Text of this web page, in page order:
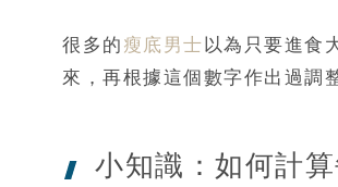
很多的 瘦底男士以為只要進食
來，再根據這個數字作出過調
小知識：如何計算